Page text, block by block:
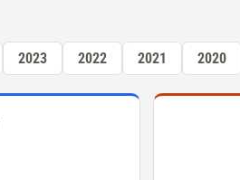
2023 2022 2021 2020